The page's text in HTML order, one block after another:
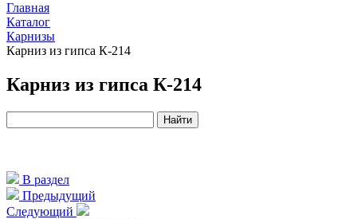
Главная
Каталог
Карнизы
Карниз из гипса К-214
Карниз из гипса К-214
В раздел
Предыдущий
Следующий